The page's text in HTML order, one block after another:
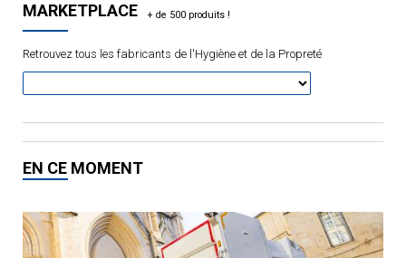
MARKETPLACE
Retrouvez tous les fabricants de l'Hygiène et de la Propreté
EN CE MOMENT